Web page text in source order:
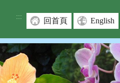
::: 回首頁 English